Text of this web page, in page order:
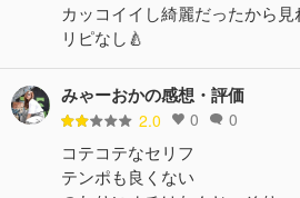
カッコイイし綺麗だったから見
リピなし🍐
みゃーおかの感想・評価
2.0 0 0
コテコテなセリフ
テンポも良くない